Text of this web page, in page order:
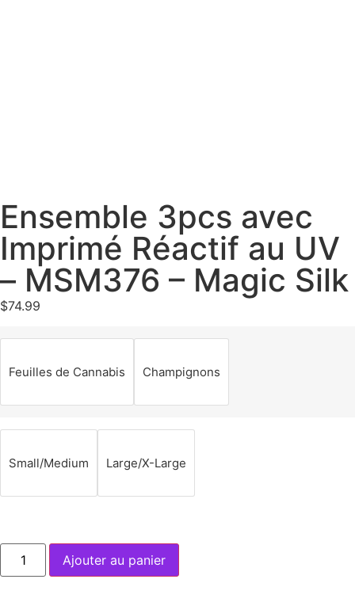
Ensemble 3pcs avec
Imprimé Réactif au UV
– MSM376 – Magic Silk
$74.99
Feuilles de Cannabis Champignons
Small/Medium Large/X-Large
Ajouter au panier